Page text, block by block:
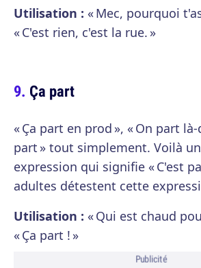
Utilisation : « Mec, pourquoi
« C'est rien, c'est la rue. »
Ça part
« Ça part en prod », « On part là-
part » tout simplement. Voilà
expression qui signifie « C'est
adultes détestent cette
Utilisation : « Qui est chaud
« Ça part ! »
Publicité